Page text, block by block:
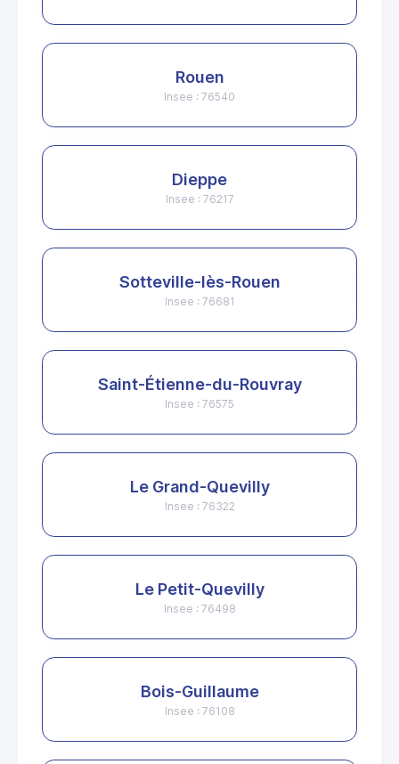
Rouen
Insee : 76540
Dieppe
Insee : 76217
Sotteville-lès-Rouen
Insee : 76681
Saint-Étienne-du-Rouvray
Insee : 76575
Le Grand-Quevilly
Insee : 76322
Le Petit-Quevilly
Insee : 76498
Bois-Guillaume
Insee : 76108